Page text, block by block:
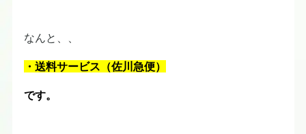
なんと、、
・送料サービス（佐川急便）
です。